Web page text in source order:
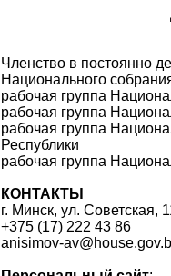
Членство в постоянно
Национального
рабочая группа
рабочая группа
рабочая группа
Республики
рабочая группа
КОНТАКТЫ
г. Минск, ул. Советская,
+375 (17) 222 43 86
anisimov-